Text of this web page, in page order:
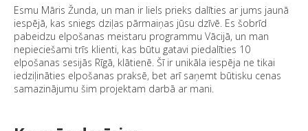
Esmu Māris Žunda, un man ir liels prieks dalīties ar jums jaunā
iespējā, kas sniegs dziļas pārmaiņas jūsu dzīvē. Es šobrīd
pabeidzu elpošanas meistaru programmu Vācijā, un man
nepieciešami trīs klienti, kas būtu gatavi piedalīties 10
elpošanas sesijās Rīgā, klātienē. Šī ir unikāla iespēja ne tikai
iedziļināties elpošanas praksē, bet arī saņemt būtisku cenas
samazinājumu šim projektam darbā ar mani.